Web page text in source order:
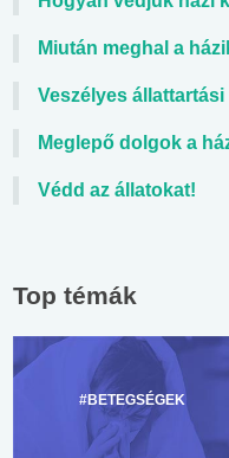
Miután meghal a
Veszélyes
Meglepő dolgok a
Védd az állatokat!
Top témák
#BETEGSÉGEK